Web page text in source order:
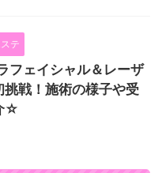
テ
フェイシャル＆レーザ
挑戦！施術の様子や受
☆